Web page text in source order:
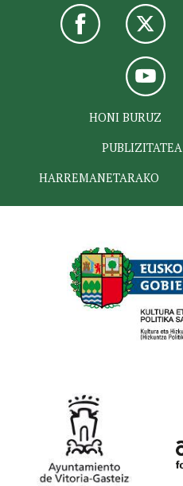
HONI BURUZ
PUBLIZITATEA
HARREMANETARAKO